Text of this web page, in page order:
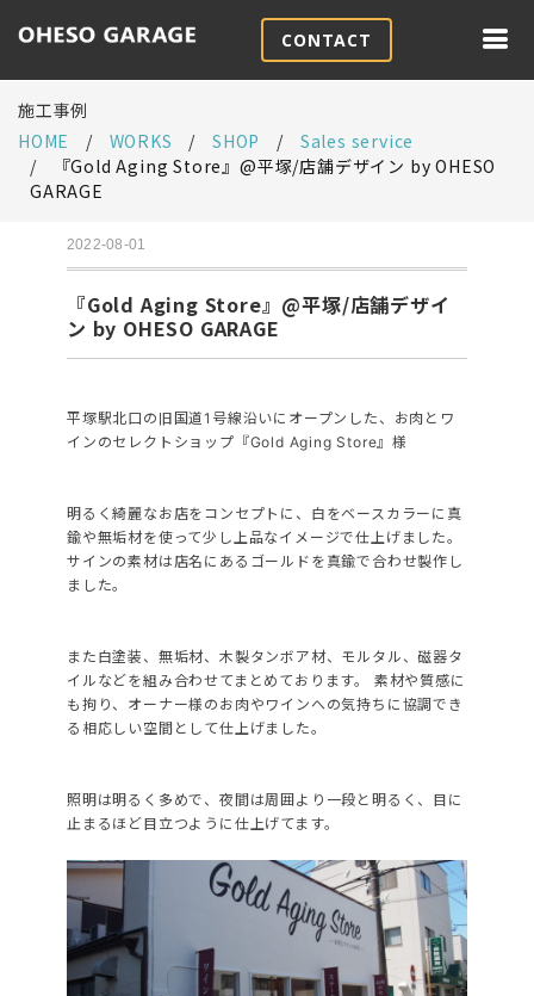
CONTACT
施工事例
HOME
WORKS SHOP
Sales service
『Gold Aging Store』@平塚/店舗デザイン by OHESO
GARAGE
2022-08-01
『Gold Aging Store』@平塚/店舗デザイ
ン by OHESO GARAGE
平塚駅北口の旧国道1号線沿いにオープンした、お肉とワ
インのセレクトショップ『Gold Aging Store』様
明るく綺麗なお店をコンセプトに、白をベースカラーに真
鍮や無垢材を使って少し上品なイメージで仕上げました。
サインの素材は店名にあるゴールドを真鍮で合わせ製作し
ました。
また白塗装、無垢材、木製タンボア材、モルタル、磁器タ
イルなどを組み合わせてまとめております。
素材や質感に
も拘り、オーナー様のお肉やワインへの気持ちに協調でき
る相応しい空間として仕上げました。
照明は明るく多めで、夜間は周囲より一段と明るく、目に
止まるほど目立つように仕上げてます。